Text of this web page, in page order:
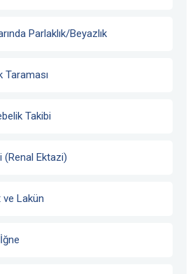
Parlaklık/Beyazlık
Taraması
Takibi
(Renal Ektazi)
Lakün